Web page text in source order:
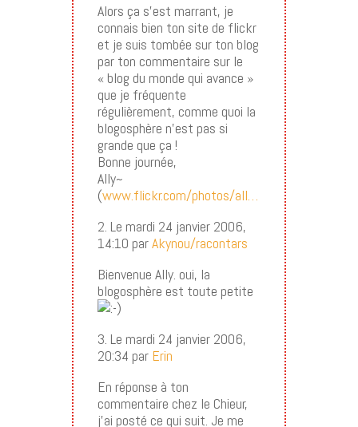
Alors ça s’est marrant, je
connais bien ton site de flickr
et je suis tombée sur ton blog
par ton commentaire sur le
« blog du monde qui avance »
que je fréquente
régulièrement, comme quoi la
blogosphère n’est pas si
grande que ça !
Bonne journée,
Ally~
(www.flickr.com/photos/all…
2. Le mardi 24 janvier 2006,
14:10 parAkynou/racontars
Bienvenue Ally. oui, la
blogosphère est toute petite
3. Le mardi 24 janvier 2006,
20:34 par Erin
En réponse à ton
commentaire chez le Chieur,
j’ai posté ce qui suit. Je me